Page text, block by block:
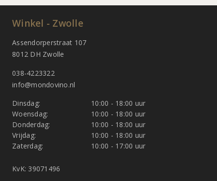
Winkel - Zwolle
Assendorperstraat 107
8012 DH Zwolle
038-4223322
info@mondovino.nl
Dinsdag:
10:00 - 18:00 uur
Woensdag:
10:00 - 18:00 uur
Donderdag:
10:00 - 18:00 uur
Vrijdag:
10:00 - 18:00 uur
Zaterdag:
10:00 - 17:00 uur
KvK: 39071496